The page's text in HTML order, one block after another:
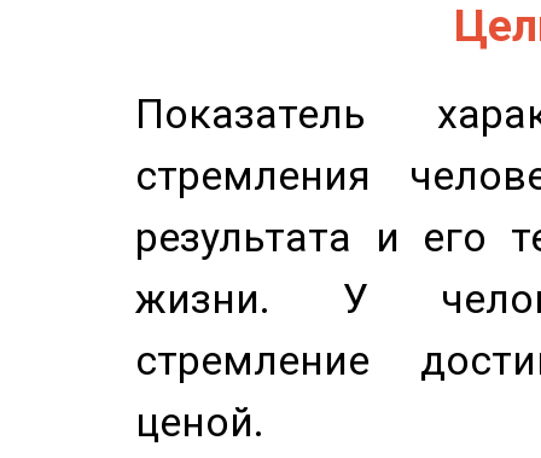
Показатель
стремления
результата и его
жизни. У
стремление
ценой.